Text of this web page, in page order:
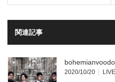
共
(新
い
ウ
ウ
で
開
き
ク
ッ
い
(新
し
い
関連記事
2020/10/20 LIVE